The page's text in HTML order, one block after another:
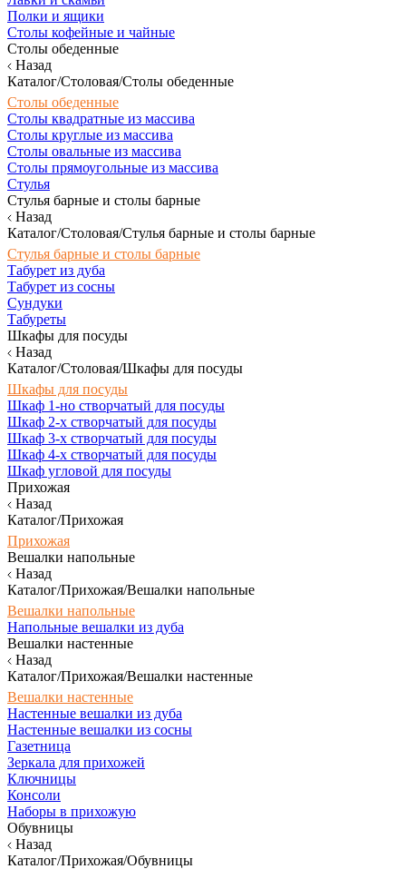
Полки и ящики
Столы кофейные и чайные
Столы обеденные
Назад
Каталог/Столовая/Столы обеденные
Столы обеденные
Столы квадратные из массива
Столы круглые из массива
Столы овальные из массива
Столы прямоугольные из массива
Стулья
Стулья барные и столы барные
Назад
Каталог/Столовая/Стулья барные и столы барные
Стулья барные и столы барные
Табурет из дуба
Табурет из сосны
Сундуки
Табуреты
Шкафы для посуды
Назад
Каталог/Столовая/Шкафы для посуды
Шкафы для посуды
Шкаф 1-но створчатый для посуды
Шкаф 2-х створчатый для посуды
Шкаф 3-х створчатый для посуды
Шкаф 4-х створчатый для посуды
Шкаф угловой для посуды
Прихожая
Назад
Каталог/Прихожая
Прихожая
Вешалки напольные
Назад
Каталог/Прихожая/Вешалки напольные
Вешалки напольные
Напольные вешалки из дуба
Вешалки настенные
Назад
Каталог/Прихожая/Вешалки настенные
Вешалки настенные
Настенные вешалки из дуба
Настенные вешалки из сосны
Газетница
Зеркала для прихожей
Ключницы
Консоли
Наборы в прихожую
Обувницы
Назад
Каталог/Прихожая/Обувницы